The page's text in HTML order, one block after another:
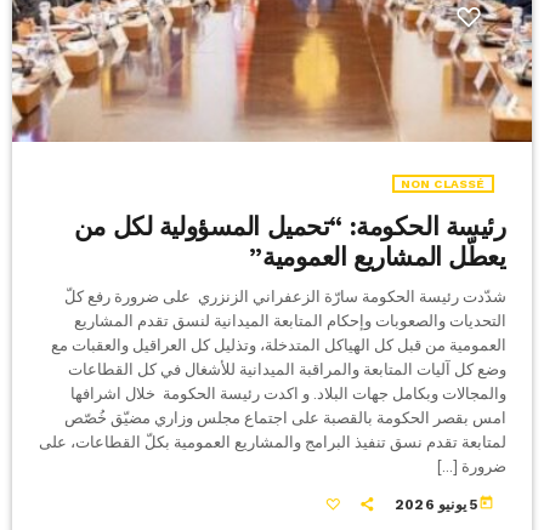
NON CLASSÉ
رئيسة الحكومة: “تحميل المسؤولية لكل من
يعطّل المشاريع العمومية”
شدّدت رئيسة الحكومة سارّة الزعفراني الزنزري على ضرورة رفع كلّ
التحديات والصعوبات وإحكام المتابعة الميدانية لنسق تقدم المشاريع
العمومية من قبل كل الهياكل المتدخلة، وتذليل كل العراقيل والعقبات مع
وضع كل آليات المتابعة والمراقبة الميدانية للأشغال في كل القطاعات
والمجالات وبكامل جهات البلاد. و اكدت رئيسة الحكومة خلال اشرافها
امس بقصر الحكومة بالقصبة على اجتماع مجلس وزاري مضيّق خُصّص
لمتابعة تقدم نسق تنفيذ البرامج والمشاريع العمومية بكلّ القطاعات، على
ضرورة […]
today5 يونيو 2026